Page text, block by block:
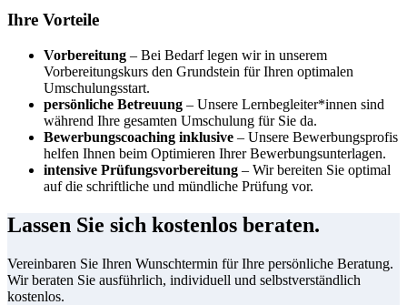
Ihre Vorteile
Vorbereitung – Bei Bedarf legen wir in unserem
Vorbereitungskurs den Grundstein für Ihren optimalen
Umschulungsstart.
persönliche Betreuung – Unsere Lernbegleiter*innen sind
während Ihre gesamten Umschulung für Sie da.
Bewerbungscoaching inklusive – Unsere Bewerbungsprofis
helfen Ihnen beim Optimieren Ihrer Bewerbungsunterlagen.
intensive Prüfungsvorbereitung – Wir bereiten Sie optimal
auf die schriftliche und mündliche Prüfung vor.
Lassen Sie sich kostenlos beraten.
Vereinbaren Sie Ihren Wunschtermin für Ihre persönliche Beratung.
Wir beraten Sie ausführlich, individuell und selbstverständlich
kostenlos.